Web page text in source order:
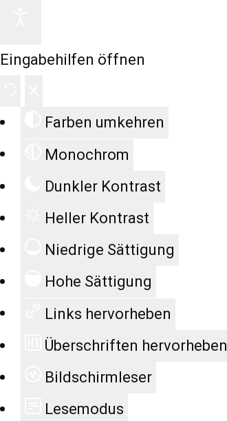
Eingabehilfen öffnen
Farben umkehren
Monochrom
Dunkler Kontrast
Heller Kontrast
Niedrige Sättigung
Hohe Sättigung
Links hervorheben
Überschriften hervorheben
Bildschirmleser
Lesemodus